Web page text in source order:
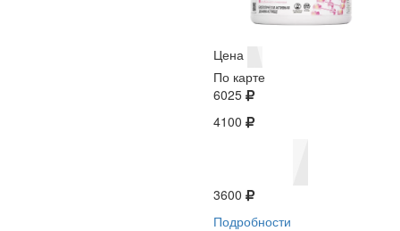
Цена
По карте
6025
4100
3600
Подробности